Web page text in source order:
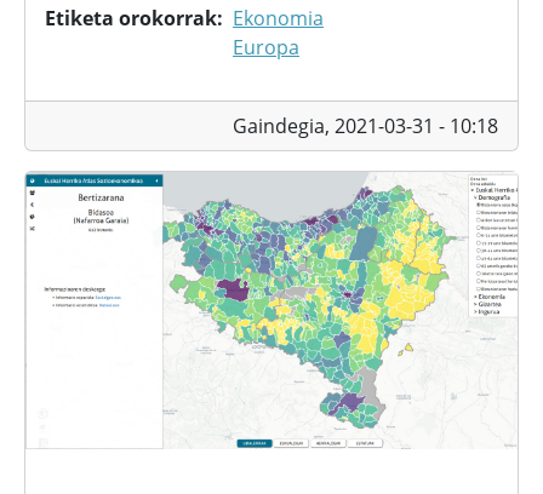
Etiketa orokorrak
Ekonomia
Europa
Gaindegia, 2021-03-31 - 10:18